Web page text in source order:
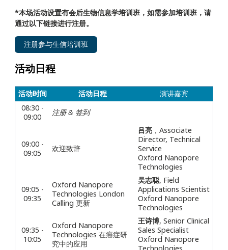
*本场活动设置有会后生物信息学培训班，如需参加培训班，请
通过以下链接进行注册。
注册参与生信培训班
活动日程
活动时间 活动日程
演讲嘉宾
08:30 -
09:00
注册 & 签到
09:00 -
09:05
欢迎致辞
吕亮， Associate
Director, Technical
Service
Oxford Nanopore
Technologies
09:05 -
09:35
Oxford Nanopore
Technologies London
Calling 更新
吴志聪, Field
Applications Scientist
Oxford Nanopore
Technologies
09:35 -
10:05
Oxford Nanopore
Technologies 在癌症研
究中的应用
王诗博, Senior Clinical
Sales Specialist
Oxford Nanopore